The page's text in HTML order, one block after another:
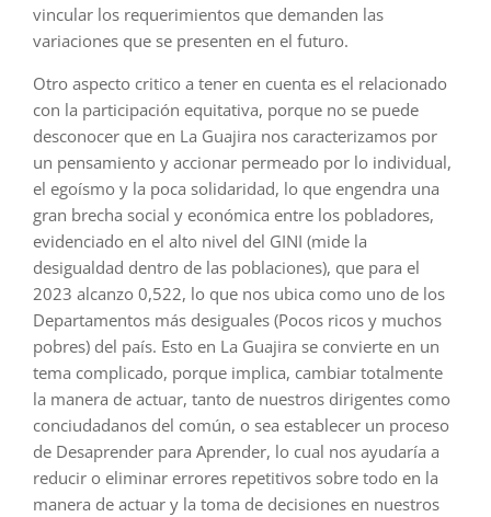
vincular los requerimientos que demanden las
variaciones que se presenten en el futuro.
Otro aspecto critico a tener en cuenta es el relacionado
con la participación equitativa, porque no se puede
desconocer que en La Guajira nos caracterizamos por
un pensamiento y accionar permeado por lo individual,
el egoísmo y la poca solidaridad, lo que engendra una
gran brecha social y económica entre los pobladores,
evidenciado en el alto nivel del GINI (mide la
desigualdad dentro de las poblaciones), que para el
2023 alcanzo 0,522, lo que nos ubica como uno de los
Departamentos más desiguales (Pocos ricos y muchos
pobres) del país. Esto en La Guajira se convierte en un
tema complicado, porque implica, cambiar totalmente
la manera de actuar, tanto de nuestros dirigentes como
conciudadanos del común, o sea establecer un proceso
de Desaprender para Aprender, lo cual nos ayudaría a
reducir o eliminar errores repetitivos sobre todo en la
manera de actuar y la toma de decisiones en nuestros